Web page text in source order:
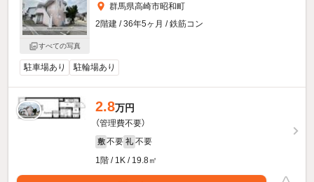
すべての写真
群馬県高崎市昭和町
2階建 / 36年5ヶ月 / 鉄筋コン
駐車場あり 駐輪場あり
2.8万円
（管理費不要）
敷 不要 礼 不要
1階 / 1K / 19.8㎡